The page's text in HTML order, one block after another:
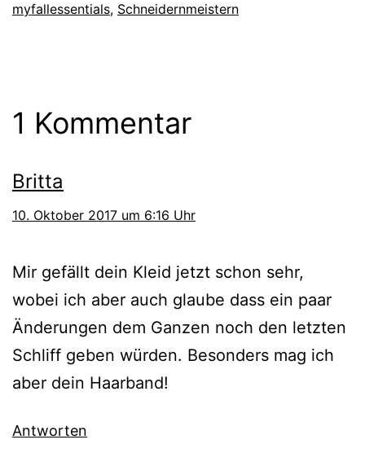
myfallessentials, Schneidernmeistern
1 Kommentar
Britta
10. Oktober 2017 um 6:16 Uhr
Mir gefällt dein Kleid jetzt schon sehr,
wobei ich aber auch glaube dass ein paar
Änderungen dem Ganzen noch den letzten
Schliff geben würden. Besonders mag ich
aber dein Haarband!
Antworten